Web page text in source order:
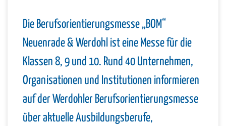
Die Berufsorientierungsmesse „BOM“
Neuenrade & Werdohl ist eine Messe für die
Klassen 8, 9 und 10. Rund 40 Unternehmen,
Organisationen und Institutionen informieren
auf der Werdohler Berufsorientierungsmesse
über aktuelle Ausbildungsberufe,